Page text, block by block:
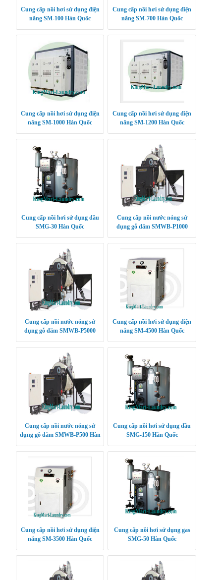
Cung cấp nồi hơi sử dụng điện
năng SM-100 Hàn Quốc
Cung cấp nồi hơi sử dụng điện
năng SM-700 Hàn Quốc
Cung cấp nồi hơi sử dụng điện
năng SM-1000 Hàn Quốc
Cung cấp nồi hơi sử dụng điện
năng SM-1200 Hàn Quốc
Cung cấp nồi hơi sử dụng dầu
SMG-30 Hàn Quốc
Cung cấp nồi nước nóng sử
dụng gỗ dăm SMWB-P1000
Cung cấp nồi nước nóng sử
dụng gỗ dăm SMWB-P5000
Cung cấp nồi hơi sử dụng điện
năng SM-4500 Hàn Quốc
Cung cấp nồi nước nóng sử
dụng gỗ dăm SMWB-P500 Hàn
Cung cấp nồi hơi sử dụng dầu
SMG-150 Hàn Quốc
Cung cấp nồi hơi sử dụng điện
năng SM-3500 Hàn Quốc
Cung cấp nồi hơi sử dụng gas
SMG-50 Hàn Quốc